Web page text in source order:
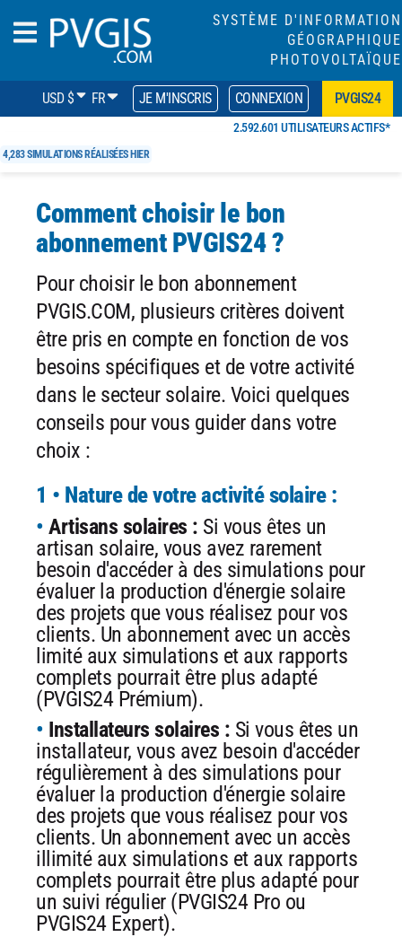
SYSTÈME D'INFORMATION
GÉOGRAPHIQUE
PHOTOVOLTAÏQUE
USD $ FR JE M'INSCRIS CONNEXION PVGIS24
2,592,601 UTILISATEURS ACTIFS*
4,283 SIMULATIONS RÉALISÉES HIER
Comment choisir le bon
abonnement PVGIS24 ?
Pour choisir le bon abonnement
PVGIS.COM, plusieurs critères doivent
être pris en compte en fonction de vos
besoins spécifiques et de votre activité
dans le secteur solaire. Voici quelques
conseils pour vous guider dans votre
choix :
1 • Nature de votre activité solaire :
Artisans solaires : Si vous êtes un
artisan solaire, vous avez rarement
besoin d'accéder à des simulations pour
évaluer la production d'énergie solaire
des projets que vous réalisez pour vos
clients. Un abonnement avec un accès
limité aux simulations et aux rapports
complets pourrait être plus adapté
(PVGIS24 Prémium).
Installateurs solaires : Si vous êtes un
installateur, vous avez besoin d'accéder
régulièrement à des simulations pour
évaluer la production d'énergie solaire
des projets que vous réalisez pour vos
clients. Un abonnement avec un accès
illimité aux simulations et aux rapports
complets pourrait être plus adapté pour
un suivi régulier (PVGIS24 Pro ou
PVGIS24 Expert).